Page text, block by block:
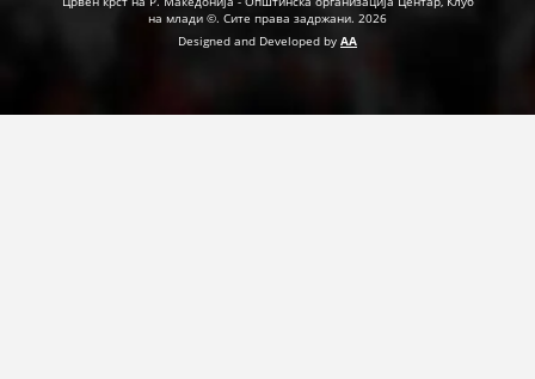
на млади ©. Сите права задржани. 2026
Designed and Developed by AA